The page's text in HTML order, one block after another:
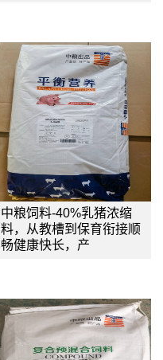
中粮饲料-40%乳猪浓缩
料，从教槽到保育衔接顺
畅健康快长，产